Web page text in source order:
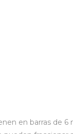
en barras de